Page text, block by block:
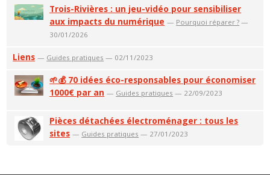
Trois-Rivières : un jeu-vidéo pour sensibiliser
aux impacts du numérique — Pourquoi réparer ? —
30/01/2026
Liens — Guides pratiques — 02/11/2023
🌱💰 70 idées éco-responsables pour économiser
1000€ par an — Guides pratiques — 22/09/2023
Pièces détachées électroménager : tous les
sites — Guides pratiques — 27/01/2023